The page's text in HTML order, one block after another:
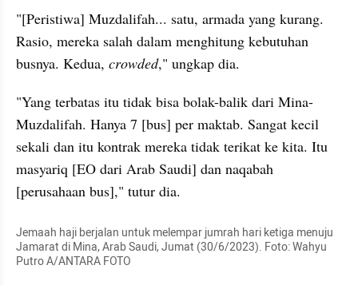
"[Peristiwa] Muzdalifah... satu, armada yang kurang.
Rasio, mereka salah dalam menghitung kebutuhan
busnya. Kedua, crowded," ungkap dia.
"Yang terbatas itu tidak bisa bolak-balik dari Mina-
Muzdalifah. Hanya 7 [bus] per maktab. Sangat kecil
sekali dan itu kontrak mereka tidak terikat ke kita. Itu
masyariq [EO dari Arab Saudi] dan naqabah
[perusahaan bus]," tutur dia.
Jemaah haji berjalan untuk melempar jumrah hari ketiga menuju
Jamarat di Mina, Arab Saudi, Jumat (30/6/2023). Foto: Wahyu
Putro A/ANTARA FOTO